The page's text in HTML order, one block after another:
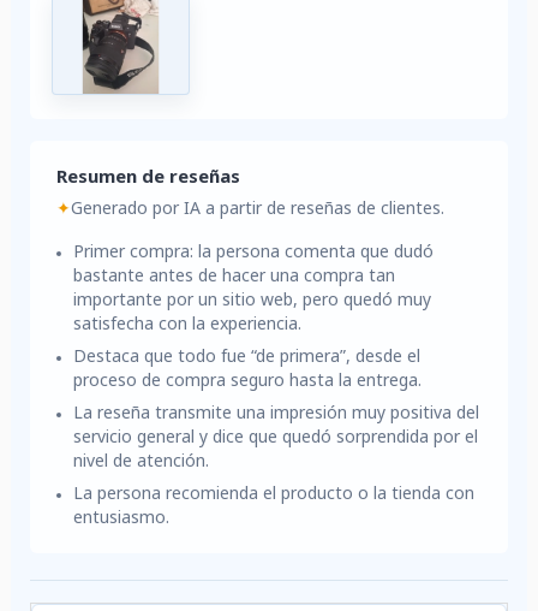
Resumen de reseñas
✦Generado por IA a partir de reseñas de clientes.
Primer compra: la persona comenta que dudó
bastante antes de hacer una compra tan
importante por un sitio web, pero quedó muy
satisfecha con la experiencia.
Destaca que todo fue “de primera”, desde el
proceso de compra seguro hasta la entrega.
La reseña transmite una impresión muy positiva del
servicio general y dice que quedó sorprendida por el
nivel de atención.
La persona recomienda el producto o la tienda con
entusiasmo.